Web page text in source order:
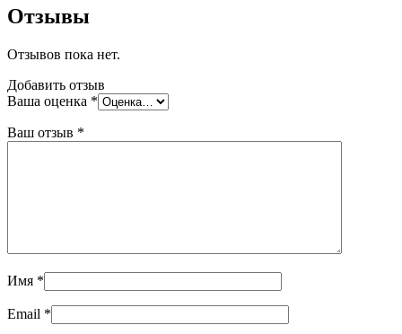
Отзывы
Отзывов пока нет.
Добавить отзыв
Ваша оценка *
Ваш отзыв *
Имя *
Email *